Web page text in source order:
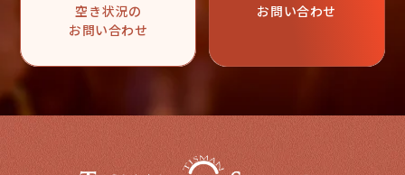
空き状況の
お問い合わせ
お問い合わせ